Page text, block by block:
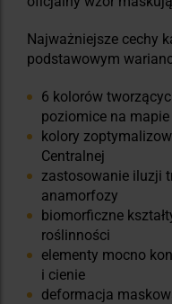
Najważniejsze cechy
podstawowym
6 kolorów
poziomice na mapie
kolory
Centralnej
zastosowanie iluzji
anamorfozy
biomorficzne
roślinności
elementy mocno
i cienie
deformacja